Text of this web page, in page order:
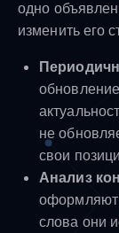
одно
изменить его
не
свои
Анализ
оформляют
слова они